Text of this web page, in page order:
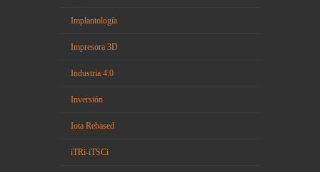
Implantología
Impresora 3D
Industria 4.0
Inversión
Iota Rebased
iTRi-iTSCi